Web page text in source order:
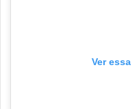
Ver